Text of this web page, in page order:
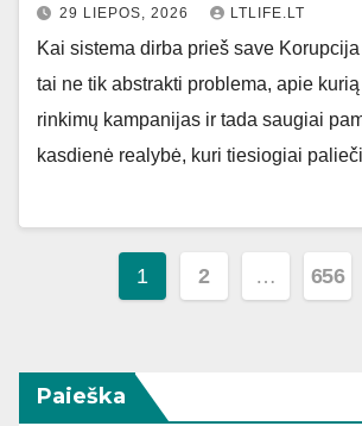
29 LIEPOS, 2026 LTLIFE.LT
Kai sistema dirba prieš save
tai ne tik abstrakti problema, apie
rinkimų kampanijas ir tada saugiai
kasdienė realybė, kuri tiesiogiai
Įrašų
1 2 … 656
Paieška